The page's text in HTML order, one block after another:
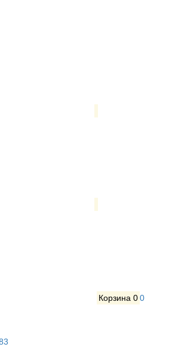
Корзина 00